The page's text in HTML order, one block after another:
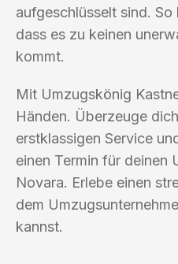
aufgeschlüsselt sind.
dass es zu keinen
kommt.
Mit Umzugskönig
Händen. Überzeuge
erstklassigen Service
einen Termin für deinen
Novara. Erlebe einen
dem
kannst.